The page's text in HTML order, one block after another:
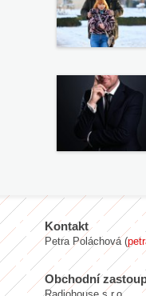
Kontakt
Petra Poláchová (
Obchodní